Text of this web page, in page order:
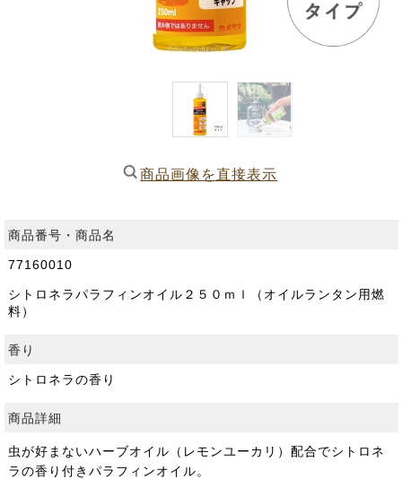
商品画像を直接表示
商品番号・商品名
77160010
シトロネラパラフィンオイル２５０ｍｌ（オイルランタン用燃
料）
香り
シトロネラの香り
商品詳細
虫が好まないハーブオイル（レモンユーカリ）配合でシトロネ
ラの香り付きパラフィンオイル。